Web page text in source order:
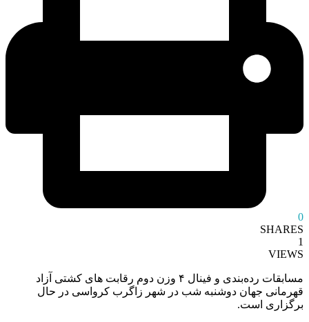
0
SHARES
1
VIEWS
مسابقات رده‌بندی و فینال ۴ وزن دوم رقابت های کشتی آزاد
قهرمانی جهان دوشنبه شب در شهر زاگرب کرواسی در حال
برگزاری است.